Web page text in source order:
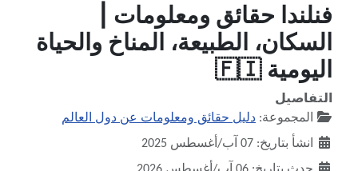
فنلندا حقائق ومعلومات |
السكان، الطبيعة، المناخ والحياة
اليومية 🇫🇮
التفاصيل
المجموعة: دليل حقائق ومعلومات عن دول العالم
انشأ بتاريخ: 07 آب/أغسطس 2025